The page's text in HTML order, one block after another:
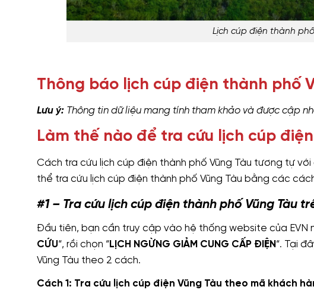
Lịch cúp điện thành
Thông báo lịch cúp điện thành phố
Lưu ý: Thông tin dữ liệu mang tính tham khảo và được cập
Làm thế nào để tra cứu lịch cúp điện
Cách tra cứu lịch cúp điện thành phố Vũng Tàu tương tự
thể tra cứu lịch cúp điện thành phố Vũng Tàu bằng các
#1 – Tra cứu lịch cúp điện thành phố Vũng Tàu
Đầu tiên, bạn cần truy cập vào hệ thống website của EVN
CỨU“, rồi chọn “LỊCH NGỪNG GIẢM CUNG CẤP ĐIỆN“. Tại
Vũng Tàu theo 2 cách.
Cách 1: Tra cứu lịch cúp điện Vũng Tàu theo mã khách